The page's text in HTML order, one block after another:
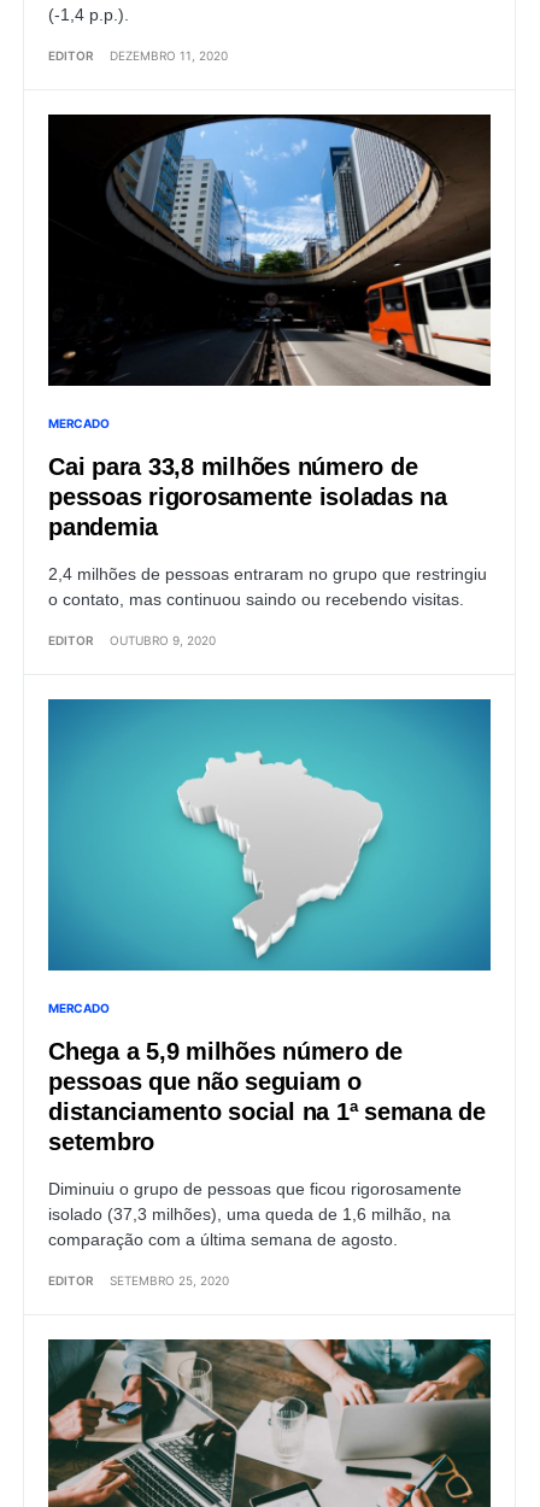
(-1,4 p.p.).
EDITOR DEZEMBRO 11, 2020
MERCADO
Cai para 33,8 milhões número de
pessoas rigorosamente isoladas na
pandemia
2,4 milhões de pessoas entraram no grupo que restringiu
o contato, mas continuou saindo ou recebendo visitas.
EDITOR OUTUBRO 9, 2020
MERCADO
Chega a 5,9 milhões número de
pessoas que não seguiam o
distanciamento social na 1ª semana de
setembro
Diminuiu o grupo de pessoas que ficou rigorosamente
isolado (37,3 milhões), uma queda de 1,6 milhão, na
comparação com a última semana de agosto.
EDITOR SETEMBRO 25, 2020